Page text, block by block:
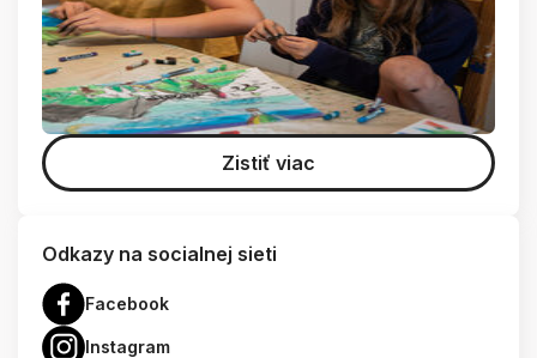
Zistiť viac
Odkazy na socialnej sieti
Facebook
Instagram